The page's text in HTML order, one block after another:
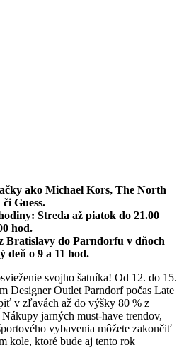
ako Michael Kors, The North
Guess.
Streda až piatok do 21.00
hod.
Bratislavy do Parndorfu v dňoch
deň o 9 a 11 hod.
svojho šatníka! Od 12. do 15.
Designer Outlet Parndorf počas Late
v zľavách až do výšky 80 % z
jarných must-have trendov,
vybavenia môžete zakončiť
kole, ktoré bude aj tento rok